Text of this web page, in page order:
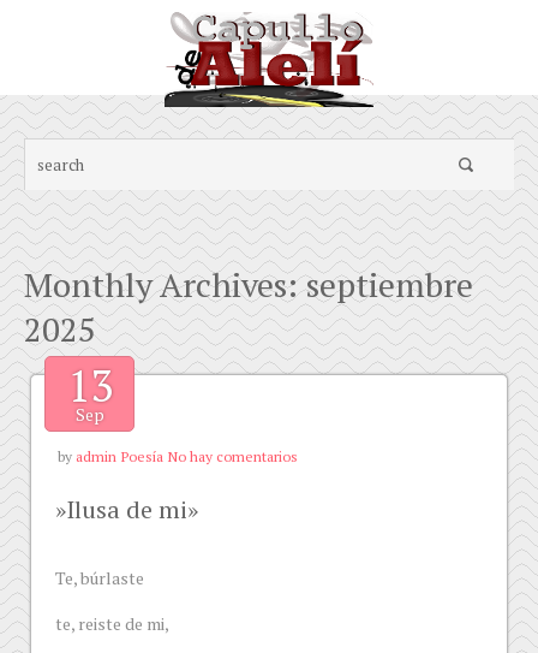
Monthly Archives:septiembre
2025
13
Sep
by admin Poesía No hay comentarios
»Ilusa de mi»
Te, búrlaste
te, reiste de mi,